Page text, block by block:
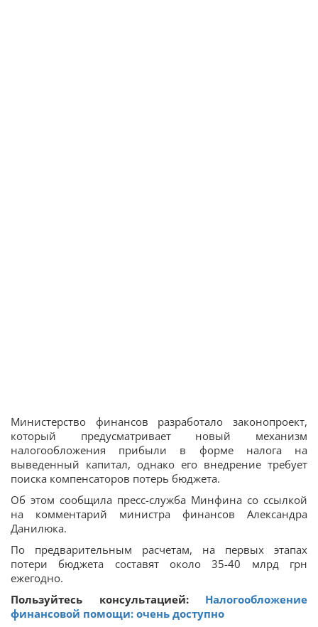
Министерство финансов разработало законопроект,
который предусматривает новый механизм
налогообложения прибыли в форме налога на
выведенный капитал, однако его внедрение требует
поиска компенсаторов потерь бюджета.
Об этом сообщила пресс-служба Минфина со ссылкой
на комментарий министра финансов Александра
Данилюка.
По предварительным расчетам, на первых этапах
потери бюджета составят около 35-40 млрд грн
ежегодно.
Пользуйтесь консультацией: Налогообложение
финансовой помощи: очень доступно